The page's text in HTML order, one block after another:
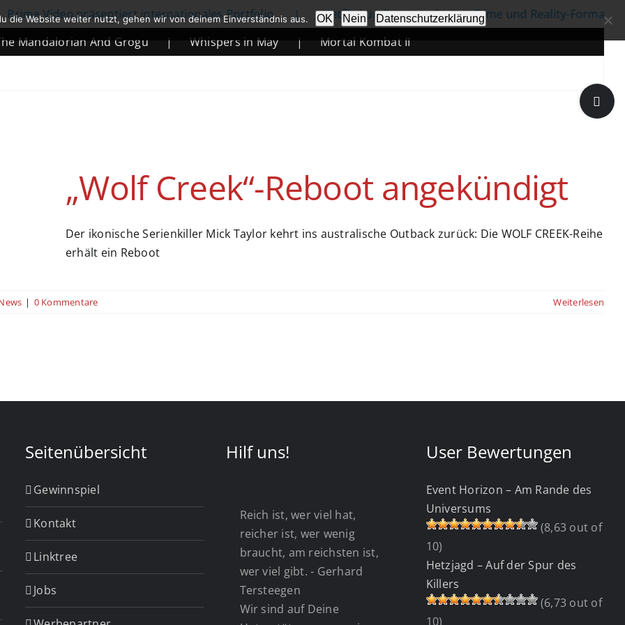
Video präsentiert internationales Portfolio |
Netflix kündigt neue Serien, Filme und Reality-Formate an
Mandalorian And Grogu Whispers in May
Mortal Kombat II
„Wolf Creek“-Reboot angekündigt
Der ikonische Serienkiller Mick Taylor kehrt ins australische Outback zurück: Die WOLF CREEK-Reihe
erhält ein Reboot
| 0 Kommentare Weiterlesen
Seitenübersicht
Gewinnspiel
Kontakt
Linktree
Jobs
Hilf uns!
Reich ist, wer viel hat,
reicher ist, wer wenig
braucht, am reichsten ist,
wer viel gibt. - Gerhard
Tersteegen
Wir sind auf Deine
User Bewertungen
Event Horizon – Am Rande des
Universums
(8,63 out of
10)
Hetzjagd – Auf der Spur des
Killers
(6,73 out of
10)
Toggle
Sliding
die Website weiter nutzt, gehen wir von deinem Einverständnis aus. OK Nein Datenschutzerklärung